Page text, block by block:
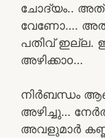
ചോദ്യം..
വേണോ….
പതിവ് ഇല്ല.
അഴിക്കാo…
നിർബന്ധം
അഴിച്ചു…
അവളുമാർ